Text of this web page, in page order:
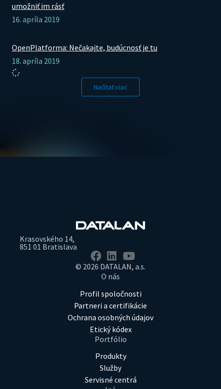
umožniť im rásť
16. apríla 2019
OpenPlatforma: Nečakajte, budúcnosť je tu
18. apríla 2019
Načítať viac
Krasovského 14,
851 01 Bratislava
© 2026 DATALAN, a.s.
O nás
Profil spoločnosti
Partneri a certifikácie
Ochrana osobných údajov
Etický kódex
Portfólio
Produkty
Služby
Servisné centrá